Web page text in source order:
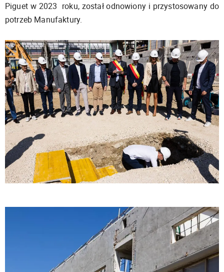
Piguet w 2023 roku, został odnowiony i przystosowany do
potrzeb Manufaktury.